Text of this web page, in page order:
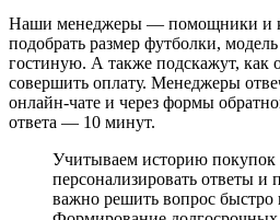
Наши менеджеры — помощники и
подобрать размер футболки,
гостиную. А также подскажут, как
совершить оплату. Менеджеры
онлайн-чате и через формы
ответа — 10 минут.
Учитываем историю
персонализировать ответы
важно решить вопрос быстро